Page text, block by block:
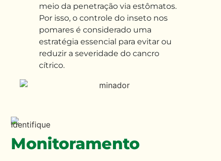
meio da penetração via estômatos.
Por isso, o controle do inseto nos
pomares é considerado uma
estratégia essencial para evitar ou
reduzir a severidadedo cancro
cítrico.
Monitoramento